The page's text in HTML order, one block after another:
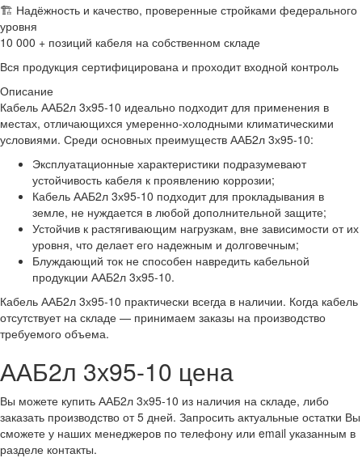
🏗 Надёжность и качество, проверенные стройками федерального
уровня
10 000 + позиций кабеля на собственном складе
Вся продукция сертифицирована и проходит входной контроль
Описание
Кабель ААБ2л 3х95-10 идеально подходит для применения в
местах, отличающихся умеренно-холодными климатическими
условиями. Среди основных преимуществ ААБ2л 3х95-10:
Эксплуатационные характеристики подразумевают
устойчивость кабеля к проявлению коррозии;
Кабель ААБ2л 3х95-10 подходит для прокладывания в
земле, не нуждается в любой дополнительной защите;
Устойчив к растягивающим нагрузкам, вне зависимости от их
уровня, что делает его надежным и долговечным;
Блуждающий ток не способен навредить кабельной
продукции ААБ2л 3х95-10.
Кабель ААБ2л 3х95-10 практически всегда в наличии. Когда кабель
отсутствует на складе — принимаем заказы на производство
требуемого объема.
ААБ2л 3х95-10 цена
Вы можете купить ААБ2л 3х95-10 из наличия на складе, либо
заказать производство от 5 дней. Запросить актуальные остатки Вы
сможете у наших менеджеров по телефону или email указанным в
разделе контакты.